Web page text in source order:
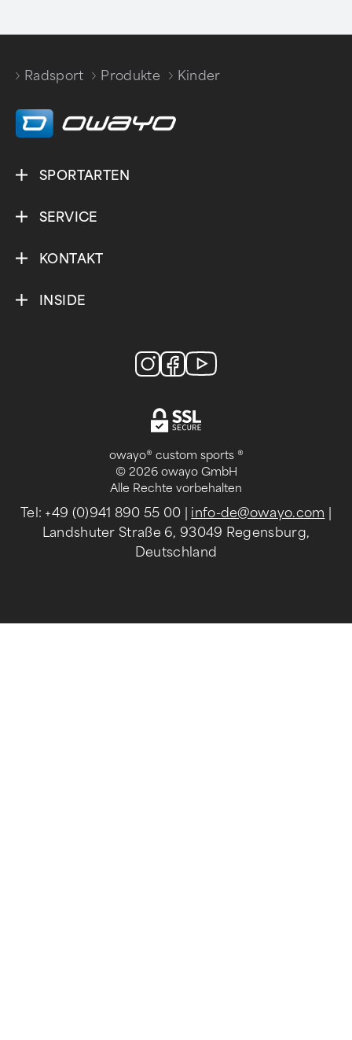
Radsport
Produkte
Kinder
SPORTARTEN
SERVICE
KONTAKT
INSIDE
owayo® custom sports ®
© 2026 owayo GmbH
Alle Rechte vorbehalten
Tel: +49 (0)941 890 55 00 info-de@owayo.com
Landshuter Straße 6, 93049 Regensburg,
Deutschland